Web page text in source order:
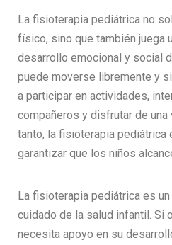
La fisioterapia pediátrica no
físico, sino que también juega
desarrollo emocional y social
puede moverse libremente y
a participar en actividades,
compañeros y disfrutar de una
tanto, la fisioterapia pediátrica
garantizar que los niños
La fisioterapia pediátrica es
cuidado de la salud infantil. Si
necesita apoyo en su